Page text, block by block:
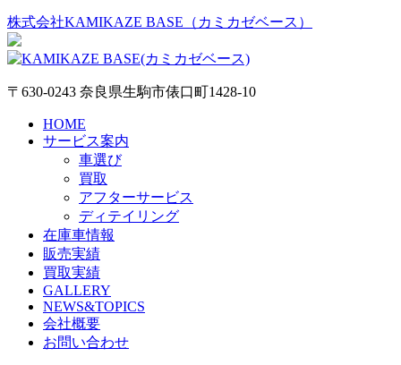
株式会社KAMIKAZE BASE（カミカゼベース）
〒630-0243 奈良県生駒市俵口町1428-10
HOME
サービス案内
車選び
買取
アフターサービス
ディテイリング
在庫車情報
販売実績
買取実績
GALLERY
NEWS&TOPICS
会社概要
お問い合わせ